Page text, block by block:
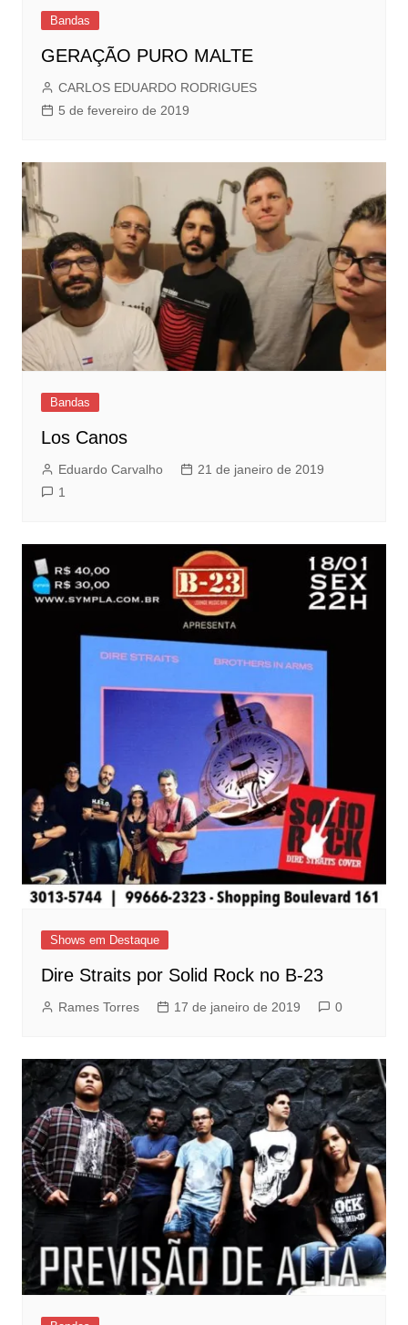
Bandas
GERAÇÃO PURO MALTE
CARLOS EDUARDO RODRIGUES
5 de fevereiro de 2019
Bandas
Los Canos
Eduardo Carvalho
21 de janeiro de 2019
1
Shows em Destaque
Dire Straits por Solid Rock no B-23
Rames Torres 17 de janeiro de 2019 0